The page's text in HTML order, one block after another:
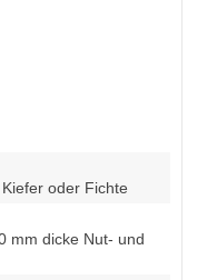
oder Fichte
mm dicke Nut- und